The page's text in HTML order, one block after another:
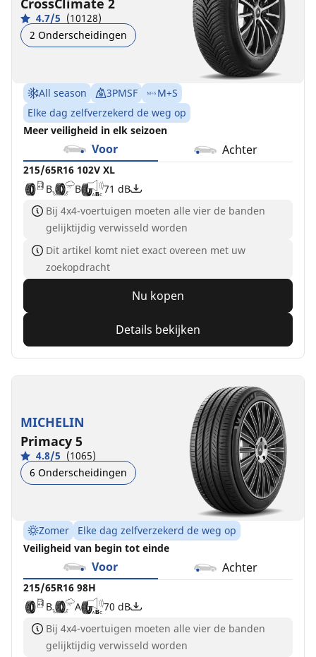
CrossClimate 2
4.7/5 (10128)
2 Onderscheidingen
All season 3PMSF
M+S
Elke dag zelfverzekerd de weg op
Meer veiligheid in elk seizoen
Voor Achter
215/65R16 102V XL
B
B 71 dB
Bij 4x4-voertuigen moeten alle vier de banden
gelijktijdig verwisseld worden
Dit artikel komt niet exact overeen met uw
zoekopdracht
Nu kopen
Details bekijken
MICHELIN
Primacy 5
4.8/5 (1065)
6 Onderscheidingen
Zomer
Elke dag zelfverzekerd de weg op
Veiligheid van begin tot einde
Voor Achter
215/65R16 98H
B
A 70 dB
Bij 4x4-voertuigen moeten alle vier de banden
gelijktijdig verwisseld worden